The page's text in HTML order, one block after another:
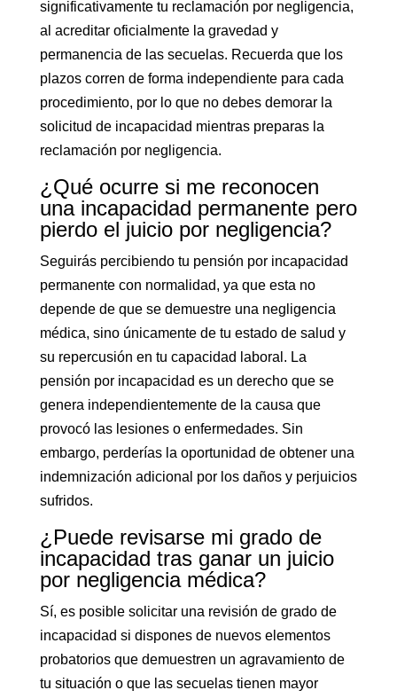
significativamente tu reclamación por negligencia,
al acreditar oficialmente la gravedad y
permanencia de las secuelas. Recuerda que los
plazos corren de forma independiente para cada
procedimiento, por lo que no debes demorar la
solicitud de incapacidad mientras preparas la
reclamación por negligencia.
¿Qué ocurre si me reconocen
una incapacidad permanente pero
pierdo el juicio por negligencia?
Seguirás percibiendo tu pensión por incapacidad
permanente con normalidad, ya que esta no
depende de que se demuestre una negligencia
médica, sino únicamente de tu estado de salud y
su repercusión en tu capacidad laboral. La
pensión por incapacidad es un derecho que se
genera independientemente de la causa que
provocó las lesiones o enfermedades. Sin
embargo, perderías la oportunidad de obtener una
indemnización adicional por los daños y perjuicios
sufridos.
¿Puede revisarse mi grado de
incapacidad tras ganar un juicio
por negligencia médica?
Sí, es posible solicitar una revisión de grado de
incapacidad si dispones de nuevos elementos
probatorios que demuestren un agravamiento de
tu situación o que las secuelas tienen mayor